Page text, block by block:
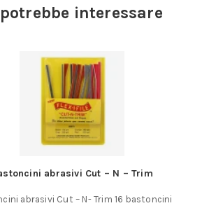
interessare
abrasivi Cut – N – Trim
abrasivi Cut – N- Trim 16 bastoncini